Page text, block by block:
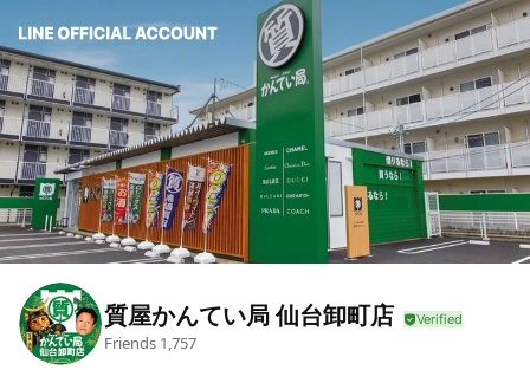
質屋かんてい局 仙台卸町店
Friends 1,757